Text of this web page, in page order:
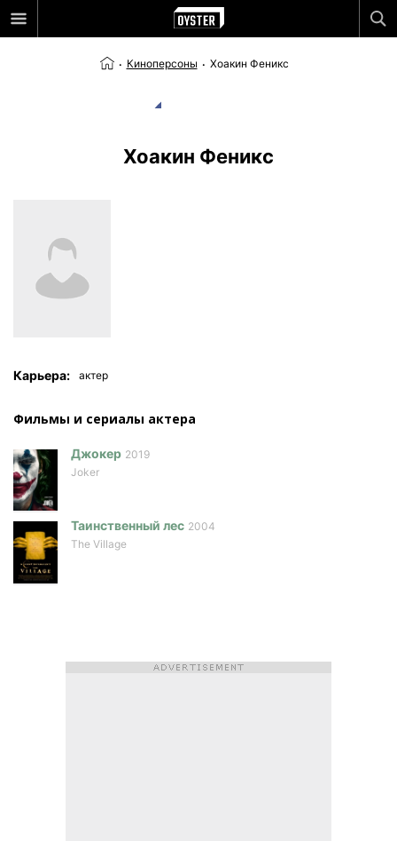
Киноперсоны Хоакин Феникс
Хоакин Феникс
Карьера: актер
Фильмы и сериалы актера
Джокер 2019
Joker
Таинственный лес 2004
The Village